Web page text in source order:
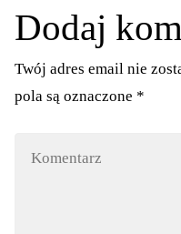
Dodaj
Twój adres email nie
pola są oznaczone *